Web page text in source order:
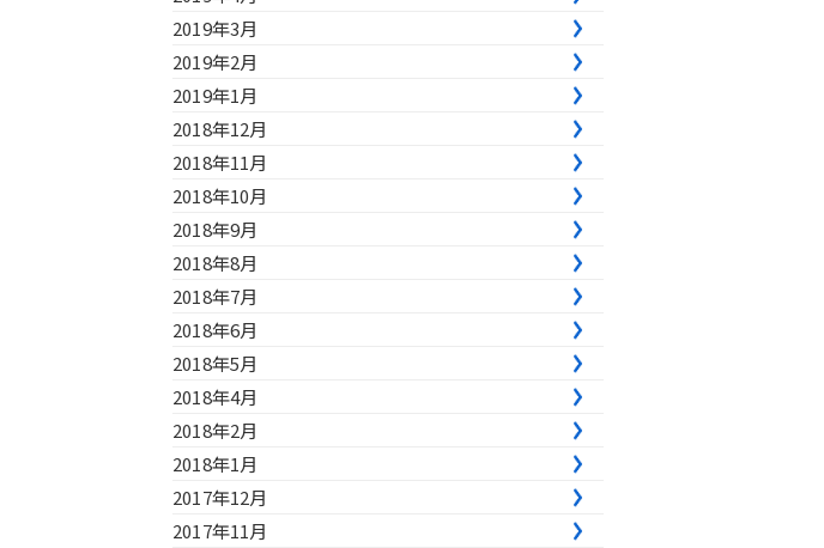
2019年3月
2019年2月
2019年1月
2018年12月
2018年11月
2018年10月
2018年9月
2018年8月
2018年7月
2018年6月
2018年5月
2018年4月
2018年2月
2018年1月
2017年12月
2017年11月